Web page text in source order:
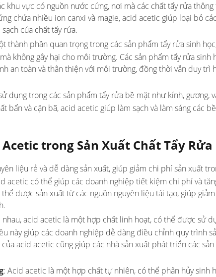
khu vực có nguồn nước cứng, nơi mà các chất tẩy rửa
chứa nhiều ion canxi và magie, acid acetic giúp loại bỏ
của chất tẩy rửa.
thành phần quan trọng trong các sản phẩm tẩy rửa sinh
không gây hại cho môi trường. Các sản phẩm tẩy rửa sinh
an toàn và thân thiện với môi trường, đồng thời vẫn duy trì
dụng trong các sản phẩm tẩy rửa bề mặt như kính, gương,
bẩn và cặn bã, acid acetic giúp làm sạch và làm sáng các
trong Sản Xuất Chất Tẩy Rửa
liệu rẻ và dễ dàng sản xuất, giúp giảm chi phí sản xuất
acetic có thể giúp các doanh nghiệp tiết kiệm chi phí và
được sản xuất từ các nguồn nguyên liệu tái tạo, giúp
acid acetic là một hợp chất linh hoạt, có thể được sử
này giúp các doanh nghiệp dễ dàng điều chỉnh quy trình
acid acetic cũng giúp các nhà sản xuất phát triển các
: Acid acetic là một hợp chất tự nhiên, có thể phân hủy sinh